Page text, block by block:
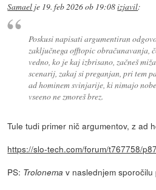
Samael je 19. feb 2026 ob 19:08izjavil:
Poskusi napisati argumentiran
zaključnega offtopic obračunavanja,
vedno, ko je kaj izbrisano, začneš
scenarij, zakaj si preganjan, pri tem
ad hominem svinjarije, ki nimajo
vseeno ne zmoreš brez.
Tule tudi primer nič argumentov, z ad
https://slo-tech.com/forum/t767758/
PS: Trolonemav naslednjem